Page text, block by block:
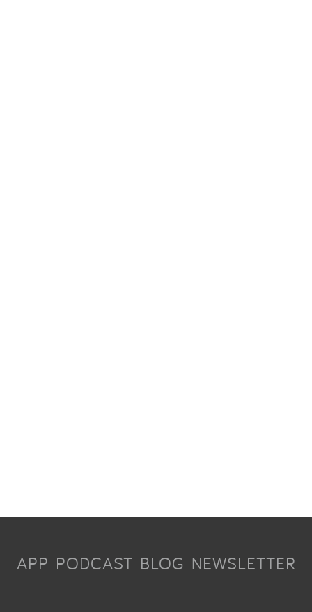
APP PODCAST BLOG NEWSLETTER